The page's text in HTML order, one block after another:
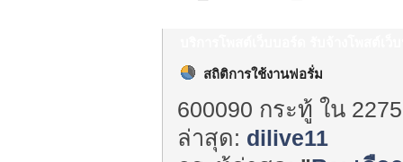
สถิติการใช้งานฟอรั่ม
600090 กระทู้ ใน
ล่าสุด: dilive11